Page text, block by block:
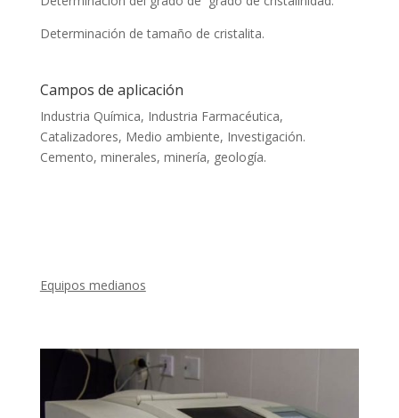
Determinación de tamaño de cristalita.
Campos de aplicación
Industria Química, Industria Farmacéutica,
Catalizadores, Medio ambiente, Investigación.
Cemento, minerales, minería, geología.
Equipos medianos